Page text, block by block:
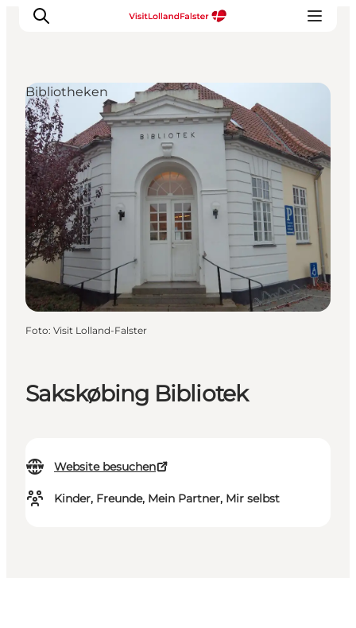
Natur und Outdoor
Familienurlaub
Kultur
Gastronomie
Urlaubsplaner
Sakskøbing Bibliotek
Website besuchen
Kinder, Freunde, Mein Partner, Mir selbst
Bibliotheken
Foto: Visit Lolland-Falster